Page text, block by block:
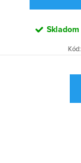
Skladom
Kód: